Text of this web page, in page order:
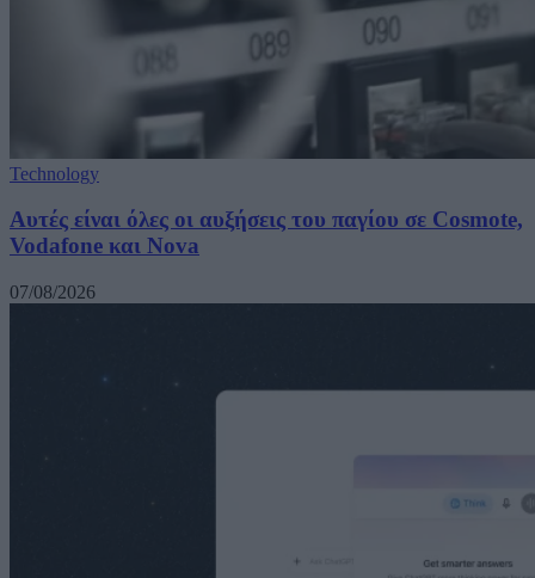
Technology
Αυτές είναι όλες οι αυξήσεις του παγίου σε Cosmote,
Vodafone και Nova
07/08/2026